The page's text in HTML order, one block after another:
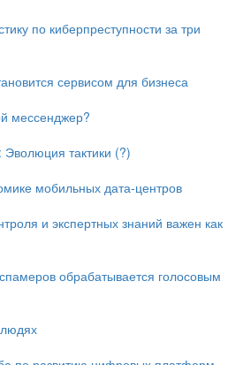
по киберпреступности за три
сервисом для бизнеса
мессенджер?
тактики (?)
мобильных дата-центров
и экспертных знаний важен как
обрабатывается голосовым